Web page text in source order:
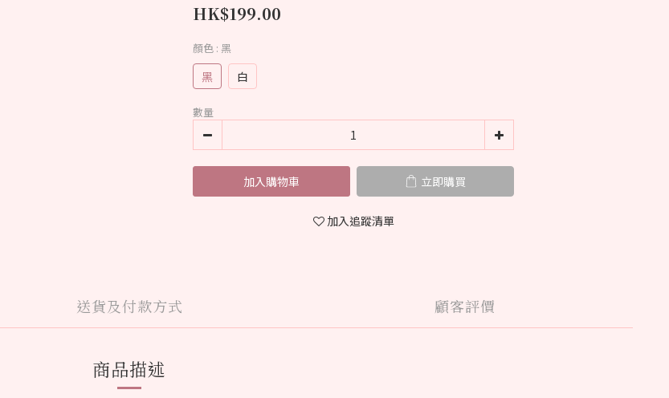
HK$199.00
顏色 : 黑
黑 白
數量
加入購物車 立即購買
加入追蹤清單
送貨及付款方式 顧客評價
商品描述